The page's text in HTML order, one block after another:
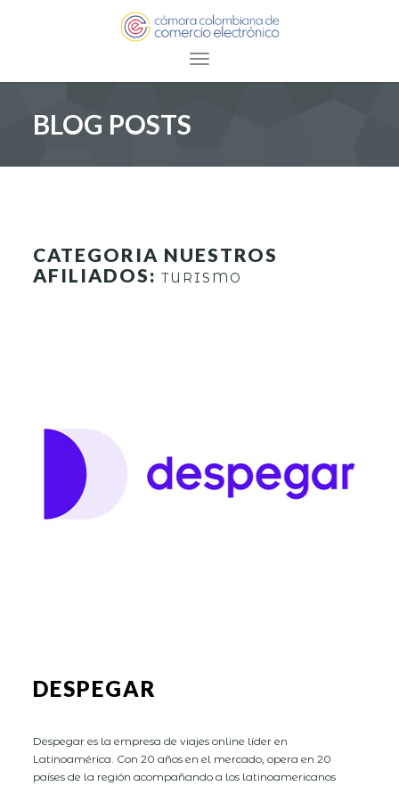
Toggle navigation
BLOG POSTS
CATEGORIA NUESTROS
AFILIADOS:TURISMO
DESPEGAR
Despegar es la empresa de viajes online líder en
Latinoamérica. Con 20 años en el mercado, opera en 20
países de la región acompañando a los latinoamericanos